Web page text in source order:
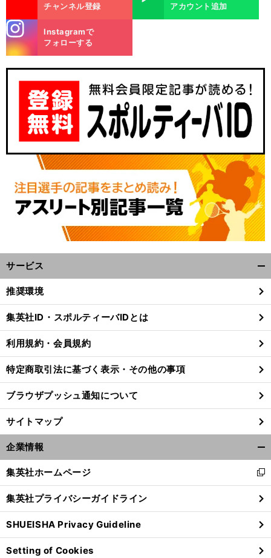
ヒ
ロド歩美が井端弘和監督の侍ジャパン代表選考に感銘「
独
自の視点を持っている
」
チャンネル登録
アカウント追加
m
Instagramで
フォローする
サービス
閉
る
推奨環境
集英社ID・スポルティーバIDとは
利用規約・会員規約
特定商取引法に基づく表示・その他の事項
ブラウザプッシュ通知について
サイトマップ
企業情報
閉
る
集英社ホームページ
新
し
い
ウ
ィ
ン
ド
集英社プライバシーガイドライン
SHUEISHA Privacy Guideline
Setting of Cookies